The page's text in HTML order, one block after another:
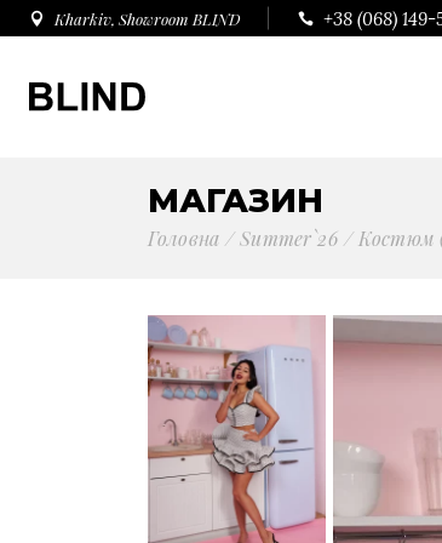
Kharkiv, Showroom BLIND +38 (068)
МАГАЗИН
Головна Summer`26 Костюм